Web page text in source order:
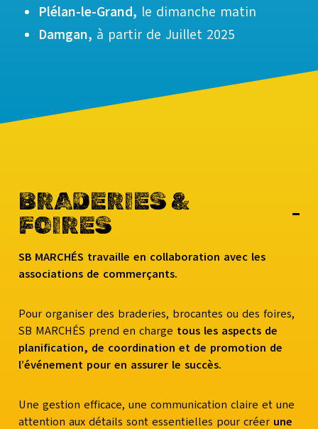
Plélan-le-Grand, le dimanche matin
Damgan, à partir de Juillet 2025
BRADERIES &
FOIRES
SB MARCHÉS travaille en collaboration avec les
associations de commerçants.
Pour organiser des braderies, brocantes ou des foires,
SB MARCHÉS prend en charge tous les aspects de
planification, de coordination et de promotion de
l’événement pour en assurer le succès.
Une gestion efficace, une communication claire et une
attention aux détails sont essentielles pour créer une